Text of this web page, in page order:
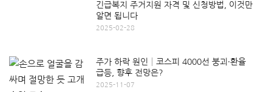
긴급복지 주거지원 자격 및 신청방법, 이것만
알면 됩니다
2025-02-28
주가 하락 원인│코스피 4000선 붕괴·환율
급등, 향후 전망은?
2025-11-07